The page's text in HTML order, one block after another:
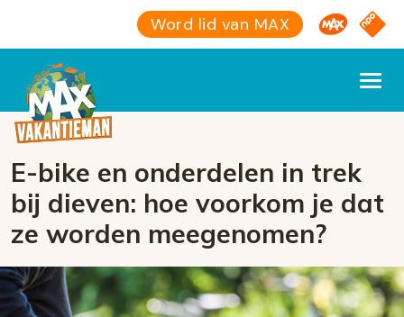
Word lid van MAX Omroep
NPO
E-bike en onderdelen in trek
bij dieven: hoe voorkom je dat
ze worden meegenomen?